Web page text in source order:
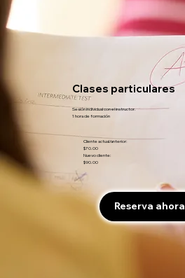
Clases particulares
Sesión individual con el instructor.
1 hora de formación
Cliente actual/anterior:
$70.00
Nuevo cliente:
$90.00
Reserva ahora